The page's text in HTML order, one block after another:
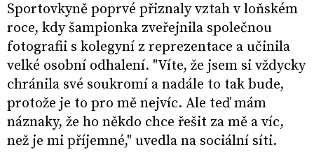
Sportovkyně poprvé přiznaly vztah v loňském
roce, kdy šampionka zveřejnila společnou
fotografii s kolegyní z reprezentace a učinila
velké osobní odhalení. "Víte, že jsem si vždycky
chránila své soukromí a nadále to tak bude,
protože je to pro mě nejvíc. Ale teď mám
náznaky, že ho někdo chce řešit za mě a víc,
než je mi příjemné," uvedla na sociální síti.